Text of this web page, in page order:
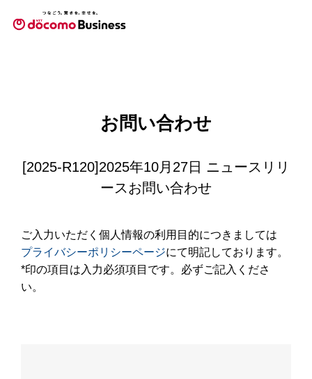
お問い合わせ
[2025-R120]2025年10月27日 ニュースリリ
ースお問い合わせ
ご入力いただく個人情報の利用目的につきましては
プライバシーポリシーページにて明記しております。
*印の項目は入力必須項目です。必ずご記入くださ
い。